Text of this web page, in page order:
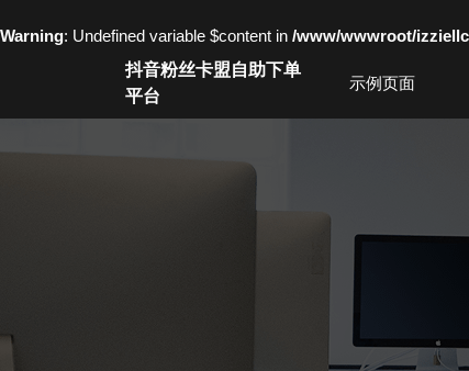
Warning: Undefined variable $content in /www/wwwroot/
抖音粉丝卡盟自助下单
平台
示例页面